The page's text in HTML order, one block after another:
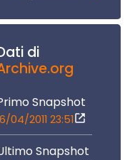
di
Snapshot
04/2011 23:51
Snapshot